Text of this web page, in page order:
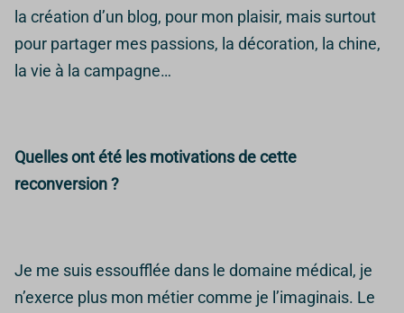
la création d’un blog, pour mon plaisir, mais surtout
pour partager mes passions, la décoration, la chine,
la vie à la campagne…
Quelles ont été les motivations de cette
reconversion ?
Je me suis essoufflée dans le domaine médical, je
n’exerce plus mon métier comme je l’imaginais. Le